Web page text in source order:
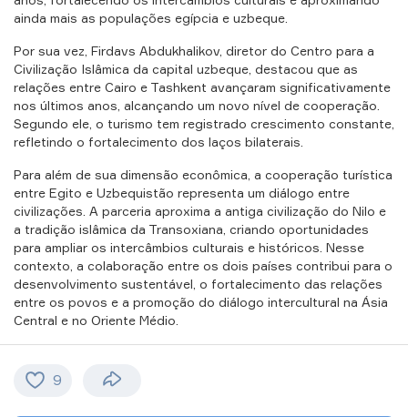
ainda mais as populações egípcia e uzbeque.
Por sua vez, Firdavs Abdukhalikov, diretor do Centro para a
Civilização Islâmica da capital uzbeque, destacou que as
relações entre Cairo e Tashkent avançaram significativamente
nos últimos anos, alcançando um novo nível de cooperação.
Segundo ele, o turismo tem registrado crescimento constante,
refletindo o fortalecimento dos laços bilaterais.
Para além de sua dimensão econômica, a cooperação turística
entre Egito e Uzbequistão representa um diálogo entre
civilizações. A parceria aproxima a antiga civilização do Nilo e
a tradição islâmica da Transoxiana, criando oportunidades
para ampliar os intercâmbios culturais e históricos. Nesse
contexto, a colaboração entre os dois países contribui para o
desenvolvimento sustentável, o fortalecimento das relações
entre os povos e a promoção do diálogo intercultural na Ásia
Central e no Oriente Médio.
9